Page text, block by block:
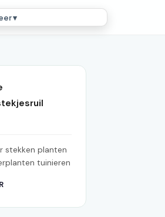
▾
stekken planten
tuinieren